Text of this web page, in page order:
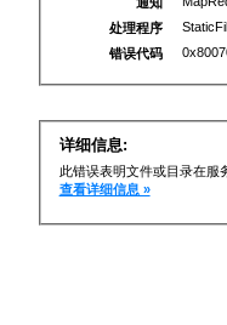
处理程序
错误代码
详细信息:
此错误表明文件或目录在服
查看详细信息 »